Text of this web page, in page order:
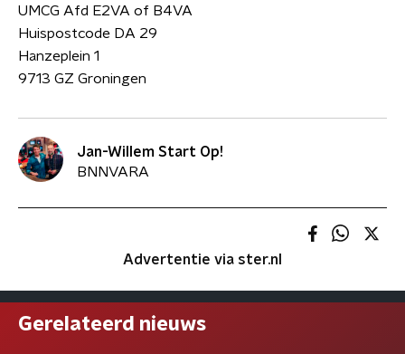
UMCG Afd E2VA of B4VA
Huispostcode DA 29
Hanzeplein 1
9713 GZ Groningen
Jan-Willem Start Op!
BNNVARA
Advertentie via ster.nl
Gerelateerd nieuws